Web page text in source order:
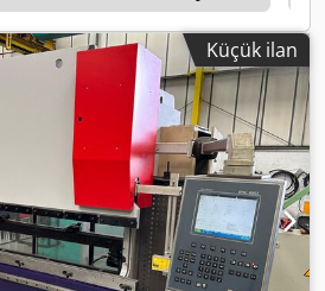
Küçük ilan